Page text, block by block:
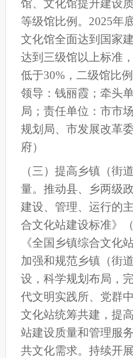
馆、文化馆提升建设
等级馆比例。2025年
文化馆全面达到国家
达到三级馆以上标准
低于30% ， 二级馆比例
领导：钱丽霞；牵头
局；责任单位：市市
规划局、 市发展改革
府）
（三）提高乡镇（街
量。 推动县、
乡两级
建设、管理、运行的
合文化站建设标准》
《全国乡镇综合文化
加强和规范乡镇（街
设，科学规划布局，
代文明实践所、党群
文化站统筹共建，提
站建设质量和管理服
共文化需求。 持续开